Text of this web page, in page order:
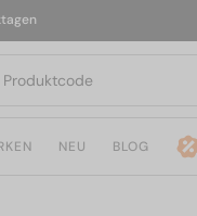
NEU BLOG